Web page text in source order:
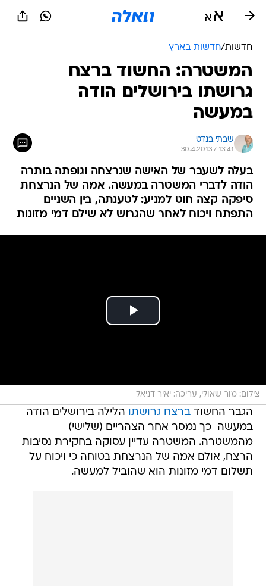
חדשות/חדשות בארץ
המשטרה: החשוד ברצח
גרושתו בירושלים הודה
במעשה
שבתי בנדט
30.4.2013 / 13:41
בעלה לשעבר של האישה שנרצחה וגופתה בותרה
הודה לדברי המשטרה במעשה. אמה של הנרצחת
סיפקה קצה חוט למניע: לטענתה, בין השניים
התפתח ויכוח לאחר שהגרוש לא שילם דמי מזונות
צילום: מור שאולי, עריכה: יאיר דניאל
הגבר החשודברצח גרושתו הלילה בירושלים הודה
במעשה  כך נמסר אחר הצהריים (שלישי)
מהמשטרה. המשטרה עדיין עסוקה בחקירת נסיבות
הרצח, אולם אמה של הנרצחת בטוחה כי ויכוח על
תשלום דמי מזונות הוא שהוביל למעשה.